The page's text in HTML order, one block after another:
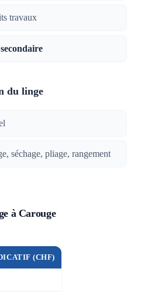
travaux
du linge
séchage, pliage, rangement
à Carouge
(CHF)